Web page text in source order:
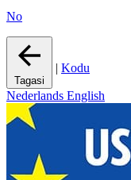
No
Tagasi
| Kodu
Nederlands English